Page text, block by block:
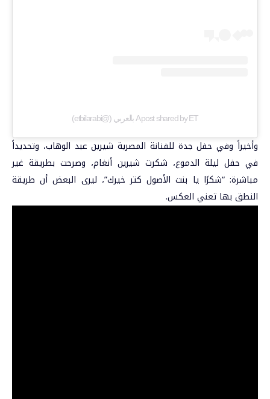
A post shared by ET بالعربي (@etbilarabi)
وأخيراً وفي حفل جدة للفنانة المصرية شيرين عبد الوهاب، وتحديداً
في حفل ليلة الدموع، شكرت شيرين أنغام، وصرحت بطريقة غير
مباشرة: “شكرًا يا بنت الأصول كتر خيرك”، ليرى البعض أن طريقة
النطق بها تعني العكس.